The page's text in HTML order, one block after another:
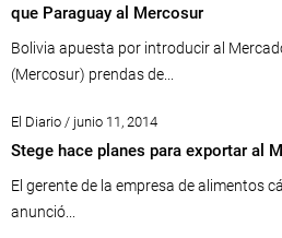
que Paraguay al Mercosur
Bolivia apuesta por introducir al
(Mercosur) prendas de...
El Diario / junio 11, 2014
Stege hace planes para exportar al
El gerente de la empresa de alimentos
anunció...